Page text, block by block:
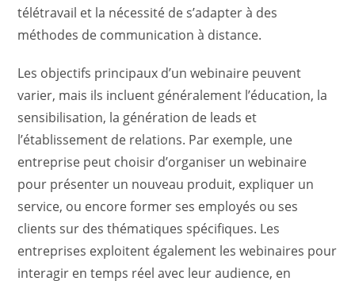
télétravail et la nécessité de s’adapter à des
méthodes de communication à distance.
Les objectifs principaux d’un webinaire peuvent
varier, mais ils incluent généralement l’éducation, la
sensibilisation, la génération de leads et
l’établissement de relations. Par exemple, une
entreprise peut choisir d’organiser un webinaire
pour présenter un nouveau produit, expliquer un
service, ou encore former ses employés ou ses
clients sur des thématiques spécifiques. Les
entreprises exploitent également les webinaires pour
interagir en temps réel avec leur audience, en